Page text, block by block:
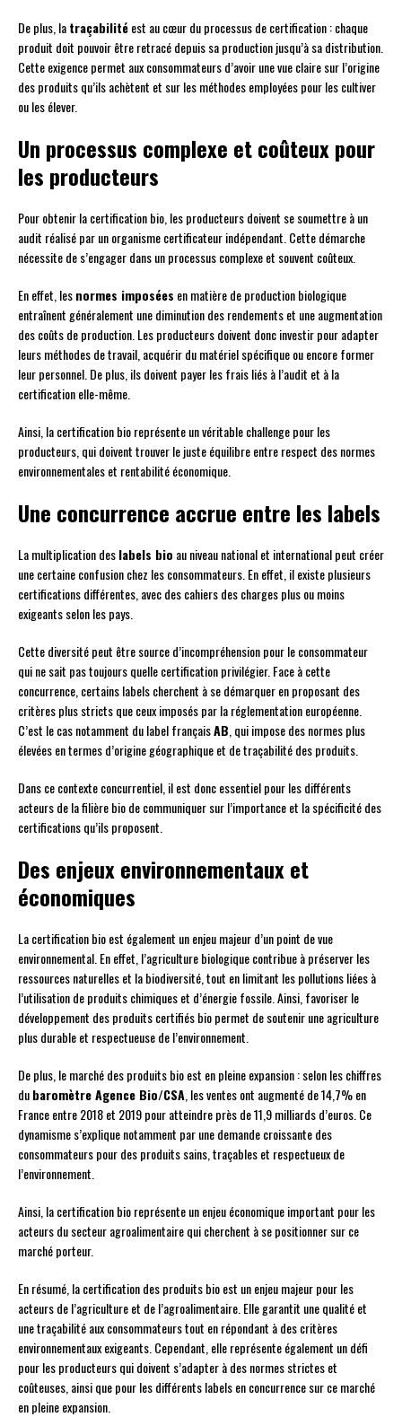
De plus, latraçabilitéest au cœur du processus de certification : chaque
produit doit pouvoir être retracé depuis sa production jusqu’à sa distribution.
Cette exigence permet aux consommateurs d’avoir une vue claire sur l’origine
des produits qu’ils achètent et sur les méthodes employées pour les cultiver
ou les élever.
Un processus complexe et coûteux pour
les producteurs
Pour obtenir la certification bio, les producteurs doivent se soumettre à un
audit réalisé par un organisme certificateur indépendant. Cette démarche
nécessite de s’engager dans un processus complexe et souvent coûteux.
En effet, lesnormes imposées en matière de production biologique
entraînent généralement une diminution des rendements et une augmentation
des coûts de production. Les producteurs doivent donc investir pour adapter
leurs méthodes de travail, acquérir du matériel spécifique ou encore former
leur personnel. De plus, ils doivent payer les frais liés à l’audit et à la
certification elle-même.
Ainsi, la certification bio représente un véritable challenge pour les
producteurs, qui doivent trouver le juste équilibre entre respect des normes
environnementales et rentabilité économique.
Une concurrence accrue entre les labels
La multiplication deslabels bio au niveau national et international peut créer
une certaine confusion chez les consommateurs. En effet, il existe plusieurs
certifications différentes, avec des cahiers des charges plus ou moins
exigeants selon les pays.
Cette diversité peut être source d’incompréhension pour le consommateur
qui ne sait pas toujours quelle certification privilégier. Face à cette
concurrence, certains labels cherchent à se démarquer en proposant des
critères plus stricts que ceux imposés par la réglementation européenne.
C’est le cas notamment du label françaisAB , qui impose des normes plus
élevées en termes d’origine géographique et de traçabilité des produits.
Dans ce contexte concurrentiel, il est donc essentiel pour les différents
acteurs de la filière bio de communiquer sur l’importance et la spécificité des
certifications qu’ils proposent.
Des enjeux environnementaux et
économiques
La certification bio est également un enjeu majeur d’un point de vue
environnemental. En effet, l’agriculture biologique contribue à préserver les
ressources naturelles et la biodiversité, tout en limitant les pollutions liées à
l’utilisation de produits chimiques et d’énergie fossile. Ainsi, favoriser le
développement des produits certifiés bio permet de soutenir une agriculture
plus durable et respectueuse de l’environnement.
De plus, le marché des produits bio est en pleine expansion : selon les chiffres
dubaromètre Agence Bio/CSA , les ventes ont augmenté de 14,7% en
France entre 2018 et 2019 pour atteindre près de 11,9 milliards d’euros. Ce
dynamisme s’explique notamment par une demande croissante des
consommateurs pour des produits sains, traçables et respectueux de
l’environnement.
Ainsi, la certification bio représente un enjeu économique important pour les
acteurs du secteur agroalimentaire qui cherchent à se positionner sur ce
marché porteur.
En résumé, la certification des produits bio est un enjeu majeur pour les
acteurs de l’agriculture et de l’agroalimentaire. Elle garantit une qualité et
une traçabilité aux consommateurs tout en répondant à des critères
environnementaux exigeants. Cependant, elle représente également un défi
pour les producteurs qui doivent s’adapter à des normes strictes et
coûteuses, ainsi que pour les différents labels en concurrence sur ce marché
en pleine expansion.